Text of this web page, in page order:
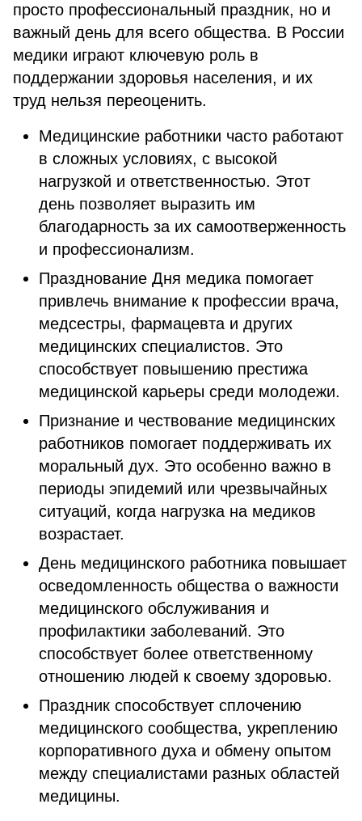
просто профессиональный праздник, но и
важный день для всего общества. В России
медики играют ключевую роль в
поддержании здоровья населения, и их
труд нельзя переоценить.
Медицинские работники часто работают
в сложных условиях, с высокой
нагрузкой и ответственностью. Этот
день позволяет выразить им
благодарность за их самоотверженность
и профессионализм.
Празднование Дня медика помогает
привлечь внимание к профессии врача,
медсестры, фармацевта и других
медицинских специалистов. Это
способствует повышению престижа
медицинской карьеры среди молодежи.
Признание и чествование медицинских
работников помогает поддерживать их
моральный дух. Это особенно важно в
периоды эпидемий или чрезвычайных
ситуаций, когда нагрузка на медиков
возрастает.
День медицинского работника повышает
осведомленность общества о важности
медицинского обслуживания и
профилактики заболеваний. Это
способствует более ответственному
отношению людей к своему здоровью.
Праздник способствует сплочению
медицинского сообщества, укреплению
корпоративного духа и обмену опытом
между специалистами разных областей
медицины.